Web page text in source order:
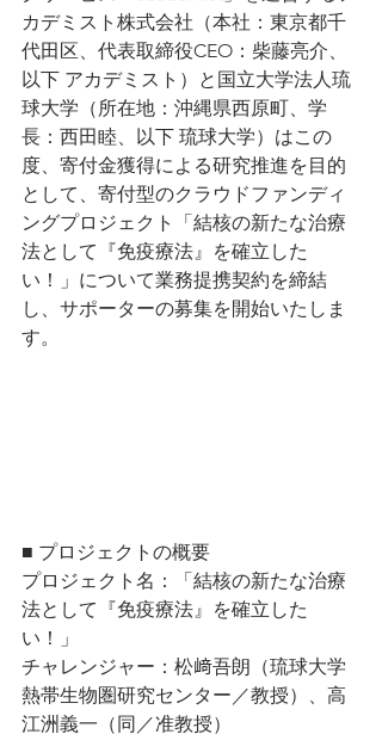
カデミスト株式会社（本社：東京都千
代田区、代表取締役CEO：柴藤亮介、
以下 アカデミスト）と国立大学法人琉
球大学（所在地：沖縄県西原町、学
長：西田睦、以下 琉球大学）はこの
度、寄付金獲得による研究推進を目的
として、寄付型のクラウドファンディ
ングプロジェクト「結核の新たな治療
法として『免疫療法』を確立した
い！」について業務提携契約を締結
し、サポーターの募集を開始いたしま
す。
■ プロジェクトの概要
プロジェクト名：「結核の新たな治療
法として『免疫療法』を確立した
い！」
チャレンジャー：松﨑吾朗（琉球大学
熱帯生物圏研究センター／教授）、高
江洲義一（同／准教授）